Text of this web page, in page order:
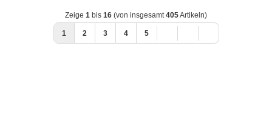
Zeige 1 bis 16 (von insgesamt405Artikeln)
1 2 3 4 5